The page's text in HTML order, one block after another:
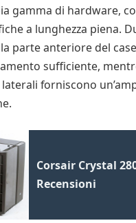
gamma di hardware,
a lunghezza piena.
parte anteriore del
sufficiente,
forniscono
Corsair Crystal
Recensioni